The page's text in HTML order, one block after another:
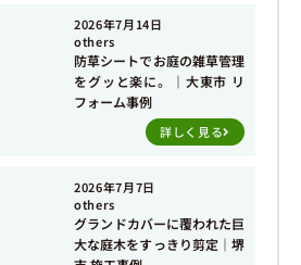
2026年7月14日
others
防草シートでお庭の雑草管理
をグッと楽に。｜大東市 リ
フォーム事例
詳しく見る
2026年7月7日
others
グランドカバーに覆われた巨
大な庭木をすっきり剪定｜堺